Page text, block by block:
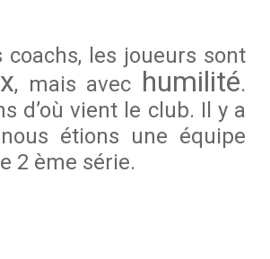
coachs, les joueurs sont
, mais avec humilité.
d’où vient le club. Il y a
étions une équipe
2 ème série.